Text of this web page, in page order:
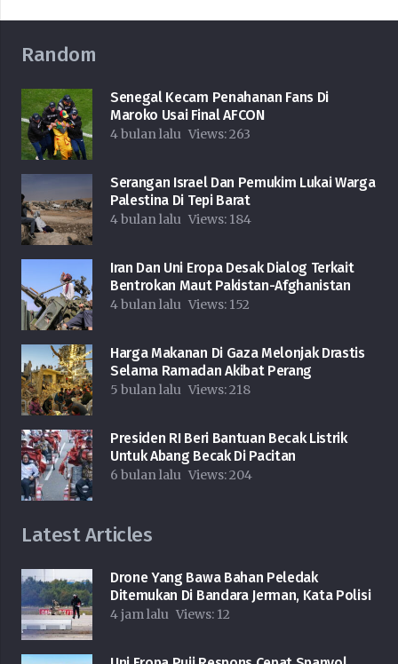
Random
Senegal Kecam Penahanan Fans Di
Maroko Usai Final AFCON
4 bulan lalu Views:263
Serangan Israel Dan Pemukim Lukai Warga
Palestina Di Tepi Barat
4 bulan lalu Views: 184
Iran Dan Uni Eropa Desak Dialog Terkait
Bentrokan Maut Pakistan-Afghanistan
4 bulan lalu Views: 152
Harga Makanan Di Gaza Melonjak Drastis
Selama Ramadan Akibat Perang
5 bulan lalu Views:218
Presiden RI Beri Bantuan Becak Listrik
Untuk Abang Becak Di Pacitan
6 bulan lalu Views:204
Latest Articles
Drone Yang Bawa Bahan Peledak
Ditemukan Di Bandara Jerman, Kata Polisi
4 jam lalu Views: 12